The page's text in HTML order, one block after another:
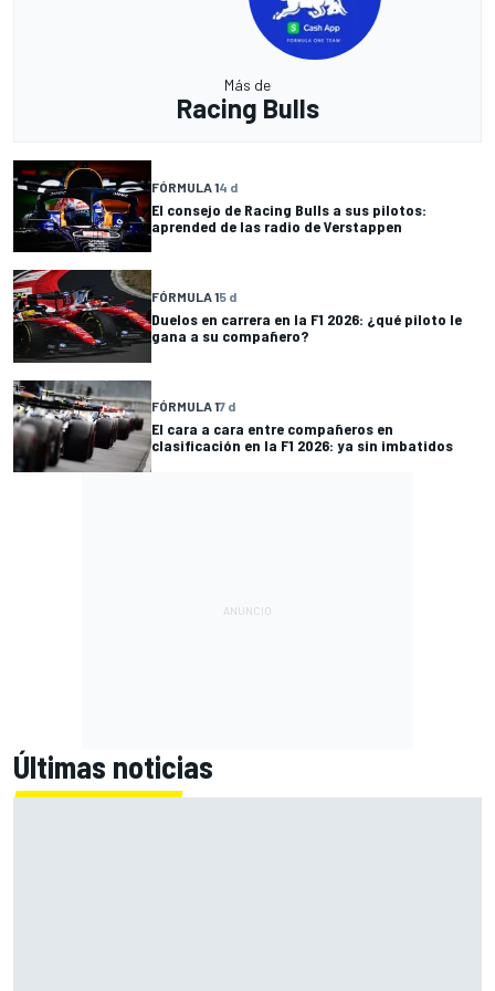
Más de
Racing Bulls
FÓRMULA 14 d
El consejo de Racing Bulls a sus pilotos:
aprended de las radio de Verstappen
FÓRMULA 15 d
Duelos en carrera en la F1 2026: ¿qué piloto le
gana a su compañero?
FÓRMULA 17 d
El cara a cara entre compañeros en
clasificación en la F1 2026: ya sin imbatidos
Últimas noticias